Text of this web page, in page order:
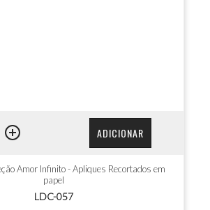
ADICIONAR
Amor Infinito - Apliques Recortados em
papel
LDC-057